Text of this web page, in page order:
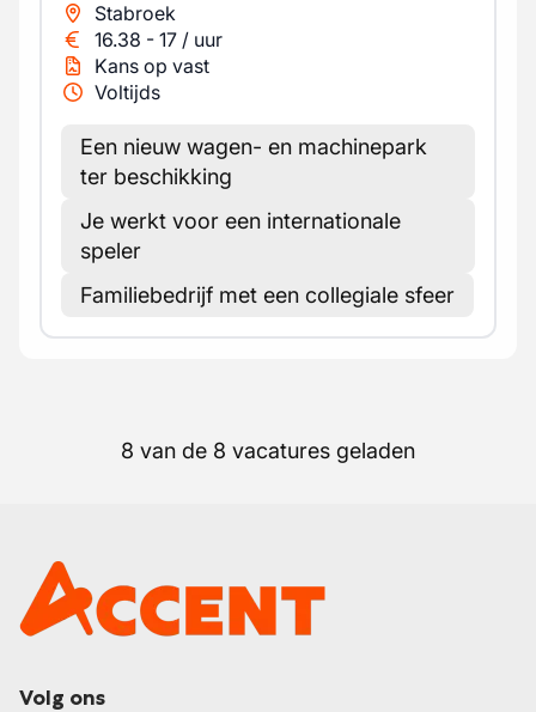
Stabroek
16.38 - 17 / uur
Kans op vast
Voltijds
Een nieuw wagen- en machinepark
ter beschikking
Je werkt voor een internationale
speler
Familiebedrijf met een collegiale sfeer
8 van de 8 vacatures geladen
Volg ons